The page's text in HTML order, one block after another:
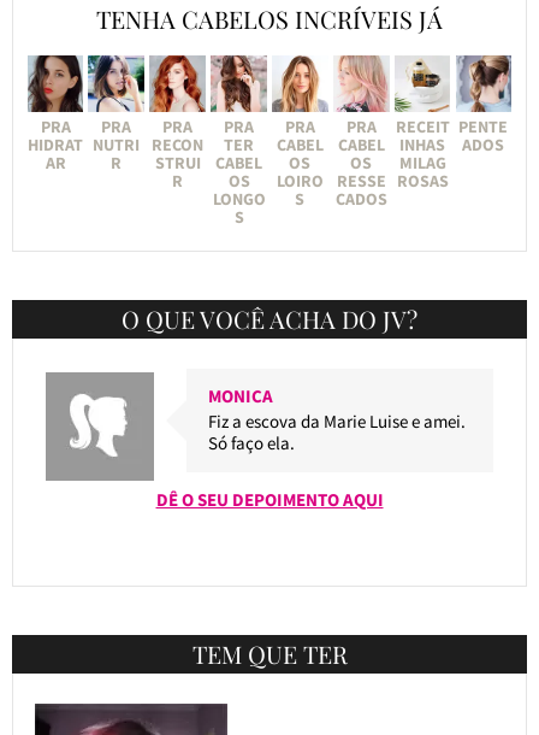
TENHA CABELOS INCRÍVEIS JÁ
PRA
HIDRAT
AR
PRA
NUTRI
R
PRA
RECON
STRUI
R
PRA
TER
CABEL
OS
LONGO
S
PRA
CABEL
OS
LOIRO
S
PRA
CABEL
OS
RESSE
CADOS
RECEIT
INHAS
MILAG
ROSAS
PENTE
ADOS
O QUE VOCÊ ACHA DO JV?
MONICA
Fiz a escova da Marie Luise e amei.
Só faço ela.
DÊ O SEU DEPOIMENTO AQUI
TEM QUE TER